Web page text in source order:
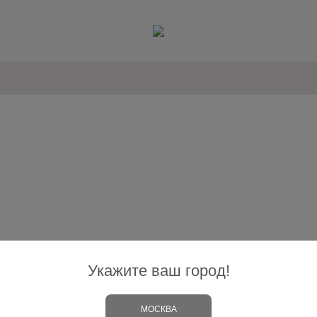
Укажите ваш город!
МОСКВА